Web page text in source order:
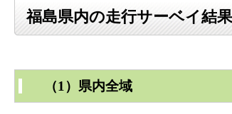
福島県内の走行サーベイ結
（1）県内全域